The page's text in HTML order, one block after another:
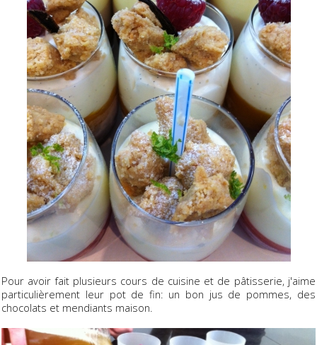
Pour avoir fait plusieurs cours de cuisine et de pâtisserie, j'aime
particulièrement leur pot de fin: un bon jus de pommes, des
chocolats et mendiants maison.